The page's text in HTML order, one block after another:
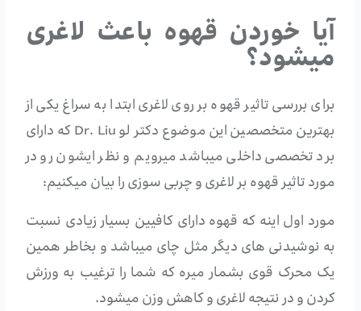
آیا خوردن قهوه باعث لاغری
میشود؟
برای بررسی تاثیر قهوه بر روی لاغری ابتدا به سراغ یکی از
بهترین متخصصین این موضوع دکتر لو Dr. Liu که دارای
برد تخصصی داخلی میباشد میرویم و نظر ایشون رو در
مورد تاثیر قهوه بر لاغری و چربی سوزی را بیان میکنیم:
مورد اول اینه که قهوه دارای کافیین بسیار زیادی نسبت
به نوشیدنی های دیگر مثل چای میباشد و بخاطر همین
یک محرک قوی بشمار میره که شما را ترغیب به ورزش
کردن و در نتیجه لاغری و کاهش وزن میشود.